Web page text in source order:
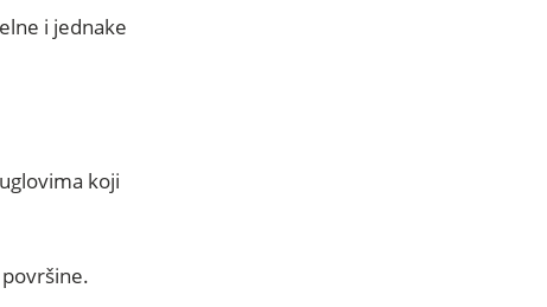
i jednake
koji